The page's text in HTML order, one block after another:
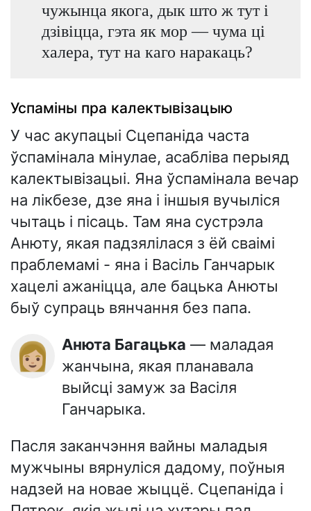
чужынца якога, дык што ж тут і
дзівіцца, гэта як мор — чума ці
халера, тут на каго наракаць?
Успаміны пра калектывізацыю
У час акупацыі Сцепаніда часта
ўспамінала мінулае, асабліва перыяд
калектывізацыі. Яна ўспамінала вечар
на лікбезе, дзе яна і іншыя вучыліся
чытаць і пісаць. Там яна сустрэла
Анюту, якая падзялілася з ёй сваімі
праблемамі - яна і Васіль Ганчарык
хацелі ажаніцца, але бацька Анюты
быў супраць вянчання без папа.
👩🏼 Анюта Багацька — маладая
жанчына, якая планавала
выйсці замуж за Васіля
Ганчарыка.
Пасля заканчэння вайны маладыя
мужчыны вярнуліся дадому, поўныя
надзей на новае жыццё. Сцепаніда і